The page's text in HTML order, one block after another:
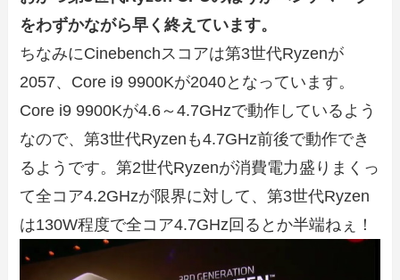
をわずかながら早く終えています。
ちなみにCinebenchスコアは第3世代Ryzenが
2057、Core i9 9900Kが2040となっています。
Core i9 9900Kが4.6～4.7GHzで動作しているよう
なので、第3世代Ryzenも4.7GHz前後で動作でき
るようです。第2世代Ryzenが消費電力盛りまくっ
て全コア4.2GHzが限界に対して、第3世代Ryzen
は130W程度で全コア4.7GHz回るとか半端ねぇ！